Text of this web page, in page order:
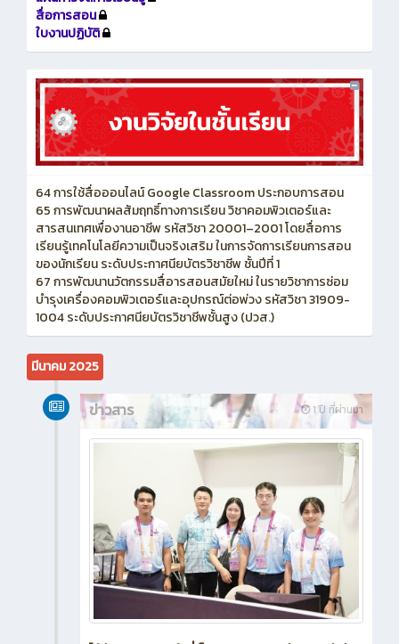
สื่อการสอน
ใบงานปฏิบัติ
64 การใช้สื่อออนไลน์ Google Classroom ประกอบการสอน
65 การพัฒนาผลสัมฤทธิ์ทางการเรียน วิชาคอมพิวเตอร์และ
สารสนเทศเพื่องานอาชีพ รหัสวิชา 20001–2001 โดยสื่อการ
เรียนรู้เทคโนโลยีความเป็นจริงเสริม ในการจัดการเรียนการสอน
ของนักเรียน ระดับประกาศนียบัตรวิชาชีพ ชั้นปีที่ 1
67 การพัฒนานวัตกรรมสื่อารสอนสมัยใหม่ ในรายวิชาการซ่อม
บำรุงเครื่องคอมพิวเตอร์และอุปกรณ์ต่อพ่วง รหัสวิชา 31909-
1004 ระดับประกาศนียบัตรวิชาชีพชั้นสูง (ปวส.)
มีนาคม 2025
1 ปี ที่ผ่านมา
ข่าวสาร